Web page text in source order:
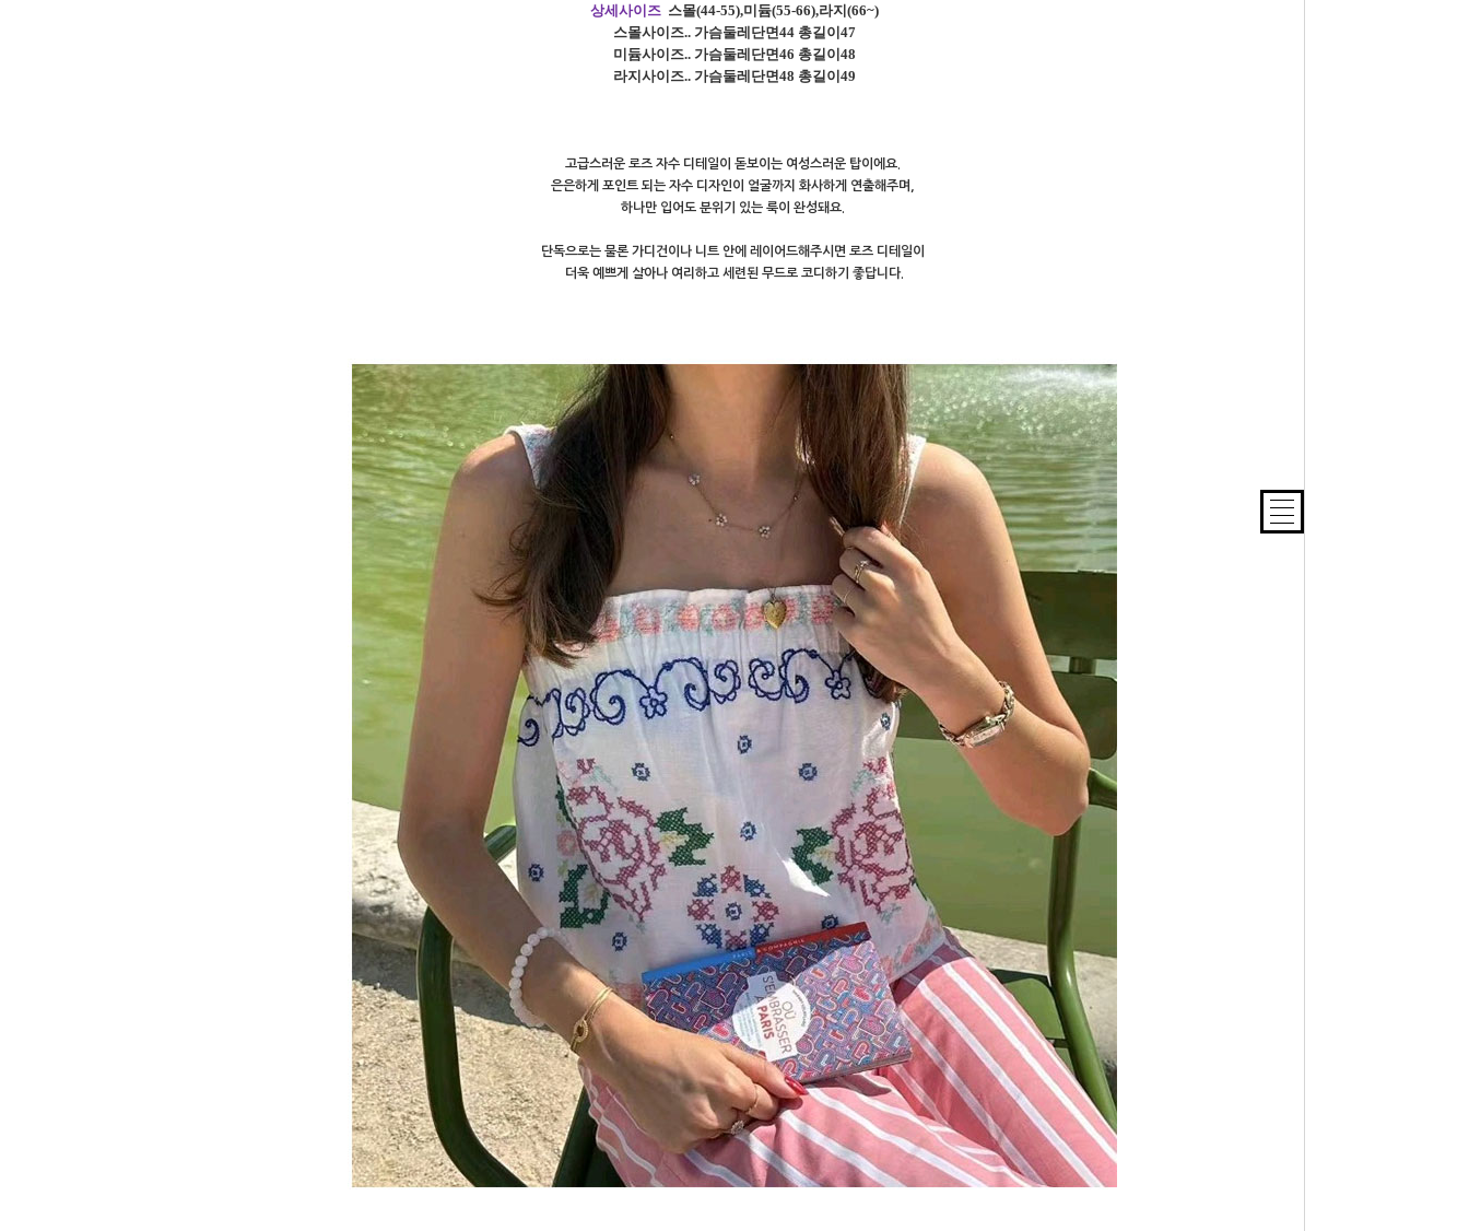
상세사이즈 스몰(44-55),미듐(55-66),라지 (66~)
스몰사이즈.. 가슴둘레단면44 총길이47
미듐사이즈.. 가슴둘레단면46 총길이48
라지사이즈.. 가슴둘레단면48 총길이49
고급스러운 로즈 자수 디테일이 돋보이는 여성스러운 탑이에요.
은은하게 포인트 되는 자수 디자인이 얼굴까지 화사하게 연출해주며,
하나만 입어도 분위기 있는 룩이 완성돼요.
단독으로는 물론 가디건이나 니트 안에 레이어드해주시면 로즈 디테일이
더욱 예쁘게 살아나 여리하고 세련된 무드로 코디하기 좋답니다.